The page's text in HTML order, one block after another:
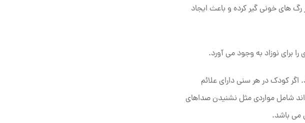
های خونی گیر کرده و باعث ایجاد
برای نوزاد به وجود می آورد.
کودک در هر سنی دارای علائم
شامل مواردی مثل نشنیدن صداهای
می باشد.